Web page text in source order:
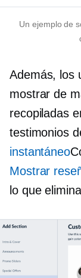
Un ejemplo de
Además, los
mostrar de
recopiladas
testimonios
instantáneo
Mostrar
lo que